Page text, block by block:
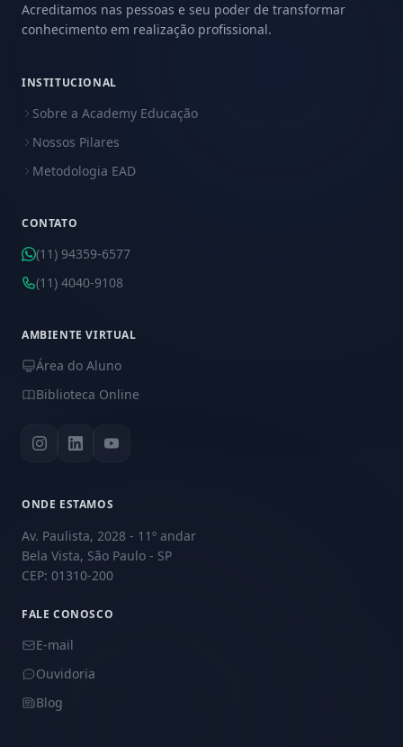
Acreditamos nas pessoas e seu poder de transformar
conhecimento em realização profissional.
INSTITUCIONAL
Sobre a Academy Educação
Nossos Pilares
Metodologia EAD
CONTATO
(11) 94359-6577
(11) 4040-9108
AMBIENTE VIRTUAL
Área do Aluno
Biblioteca Online
ONDE ESTAMOS
Av. Paulista, 2028 - 11º andar
Bela Vista, São Paulo - SP
CEP: 01310-200
FALE CONOSCO
E-mail
Ouvidoria
Blog